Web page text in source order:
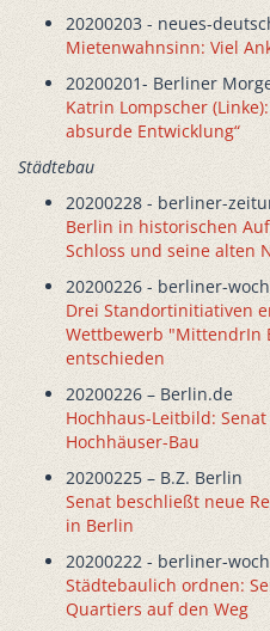
20200203 - neues-
Mietenwahnsinn: Viel
20200201- Berliner
Katrin Lompscher
absurde Entwicklung“
Städtebau
20200228 - berliner-
Berlin in historischen
Schloss und seine alten
20200226 - berliner-
Drei Standortinitiativen
Wettbewerb "MittendrIn
entschieden
20200226 – Berlin.de
Hochhaus-Leitbild:
Hochhäuser-Bau
20200225 – B.Z. Berlin
Senat beschließt neue
in Berlin
20200222 - berliner-
Städtebaulich ordnen:
Quartiers auf den Weg